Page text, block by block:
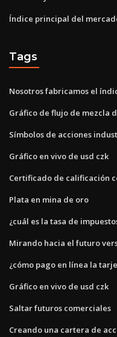
Índice principal del
Tags
Nosotros fabricamos el
Gráfico de flujo de mezcla
Símbolos de acciones
Gráfico en vivo de usd czk
Certificado de calificación
Plata en mina de oro
¿cuál es la tasa de
Mirando hacia el futuro
¿cómo pago en línea la
Gráfico en vivo de usd czk
Saltar futuros comerciales
Creando una cartera de